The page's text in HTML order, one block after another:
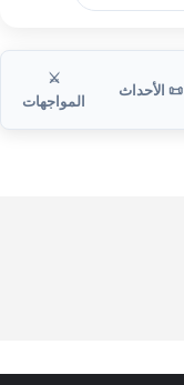
📜 الأحداث
⚔️
المواجهات